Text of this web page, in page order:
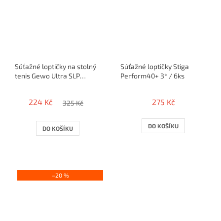
Súťažné loptičky na stolný
tenis Gewo Ultra SLP
224 Kč 325 Kč
DO KOŠÍKU
Súťažné loptičky Stiga
Perform40+ 3* / 6ks
275 Kč
DO KOŠÍKU
–20 %